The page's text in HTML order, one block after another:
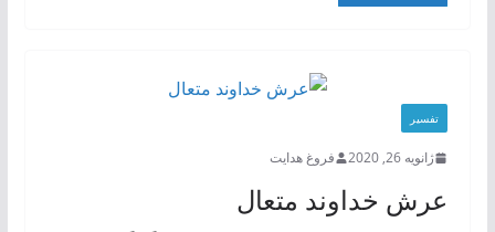
تفسیر
ژانویه 26, 2020 فروغ هدایت
عرش خداوند متعال